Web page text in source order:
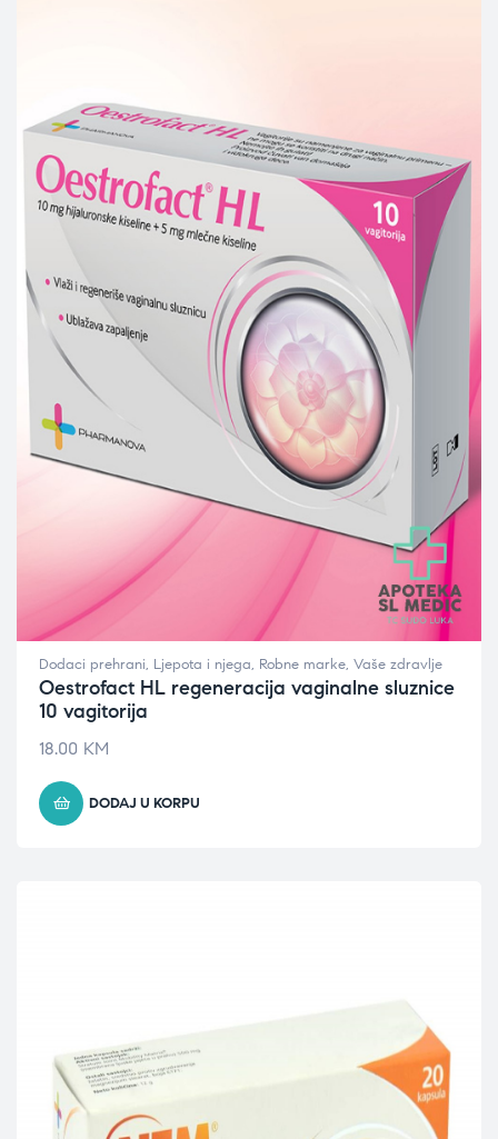
Dodaci prehrani, Ljepota i njega, Robne marke, Vaše zdravlje
Oestrofact HL regeneracija vaginalne sluznice
10 vagitorija
18.00 KM
DODAJ U KORPU